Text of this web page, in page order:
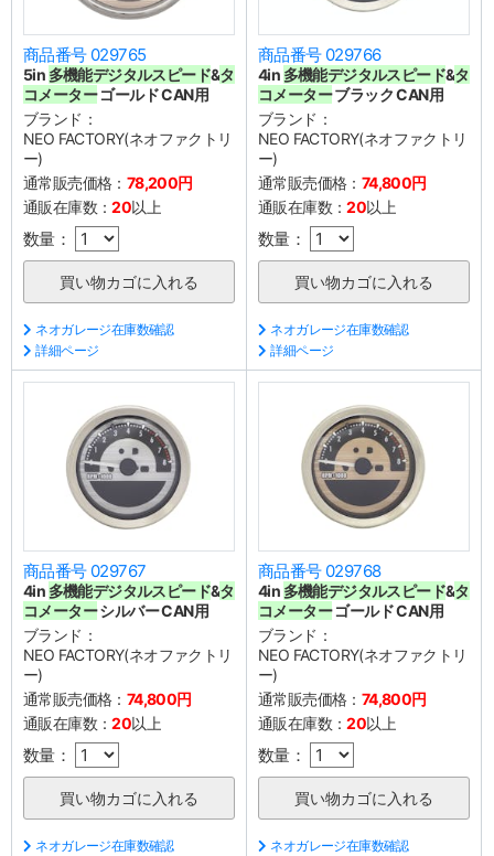
商品番号 029765
5in 多機能デジタルスピード&タ
コメーターゴールド CAN用
ブランド：
NEO FACTORY(ネオファクトリ
ー)
通常販売価格： 78,200円
通販在庫数：20以上
数量：
ネオガレージ在庫数確認
詳細ページ
商品番号 029766
4in 多機能デジタルスピード&タ
コメーターブラック CAN用
ブランド：
NEO FACTORY(ネオファクトリ
ー)
通常販売価格： 74,800円
通販在庫数：20以上
数量：
ネオガレージ在庫数確認
詳細ページ
商品番号 029767
4in 多機能デジタルスピード&タ
コメーターシルバー CAN用
ブランド：
NEO FACTORY(ネオファクトリ
ー)
通常販売価格： 74,800円
通販在庫数：20以上
数量：
ネオガレージ在庫数確認
商品番号 029768
4in 多機能デジタルスピード&タ
コメーターゴールド CAN用
ブランド：
NEO FACTORY(ネオファクトリ
ー)
通常販売価格： 74,800円
通販在庫数：20以上
数量：
ネオガレージ在庫数確認